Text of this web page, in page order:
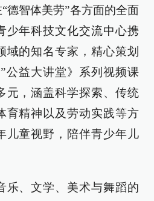
德智体美劳”各方面的全面
少年科技文化交流中心携
域的知名专家，精心策划
公益大讲堂》系列视频课
元，涵盖科学探索、传统
育精神以及劳动实践等方
儿童视野，陪伴青少年儿
乐、文学、美术与舞蹈的